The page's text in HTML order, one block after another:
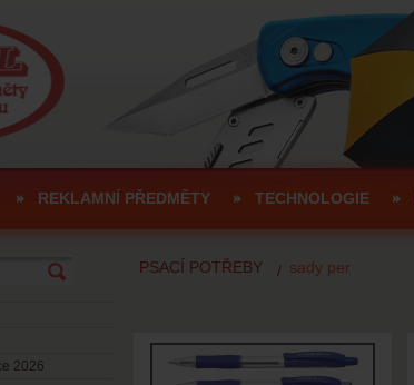
REKLAMNÍ PŘEDMĚTY TECHNOLOGIE
2026
PSACÍ POTŘEBY sady per